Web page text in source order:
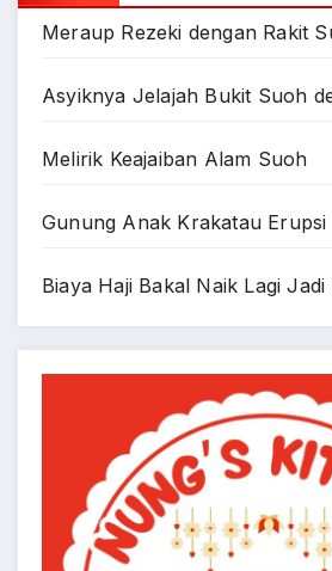
Meraup Rezeki dengan Rakit
Asyiknya Jelajah Bukit Suoh
Melirik Keajaiban Alam Suoh
Gunung Anak Krakatau Erupsi
Biaya Haji Bakal Naik Lagi